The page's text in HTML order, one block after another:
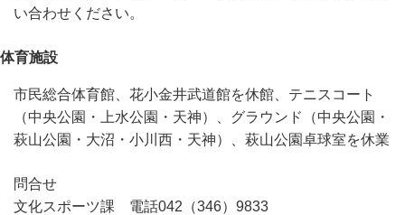
い合わせください。
体育施設
市民総合体育館、花小金井武道館を休館、テニスコート
（中央公園・上水公園・天神）、グラウンド（中央公園・
萩山公園・大沼・小川西・天神）、萩山公園卓球室を休業
問合せ
文化スポーツ課 電話042（346）9833